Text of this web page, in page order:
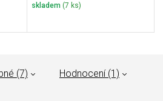
skladem (7 ks)
(7) Hodnocení (1)